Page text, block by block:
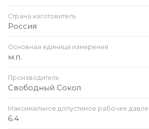
Страна изготовитель
Россия
Основная единица измерения
м.п.
Производитель
Свободный Сокол
Максимальное допустимое рабочее
6.4